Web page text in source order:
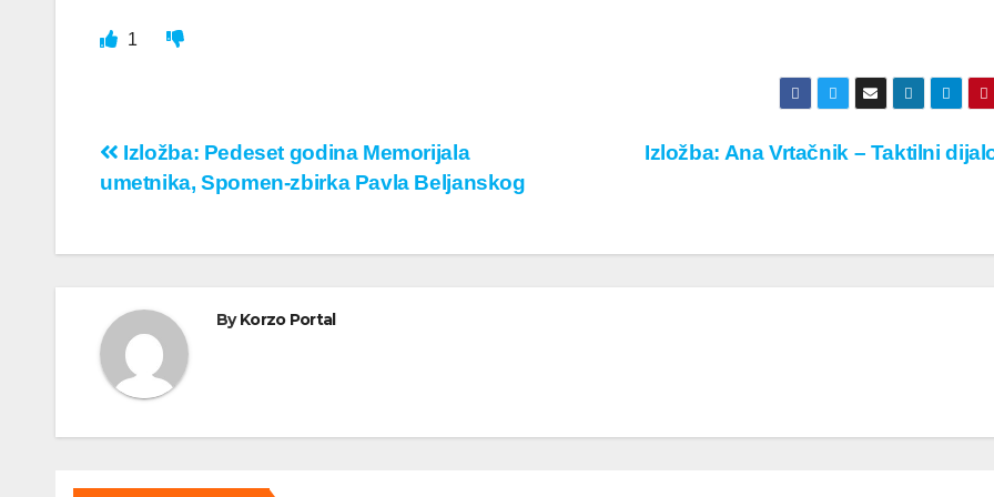
1
Кретање
чланка
Izložba: Ana Vrtačnik – Taktilni
Izložba: Pedeset godina Memorijala
umetnika, Spomen-zbirka Pavla Beljanskog
ByKorzo Portal